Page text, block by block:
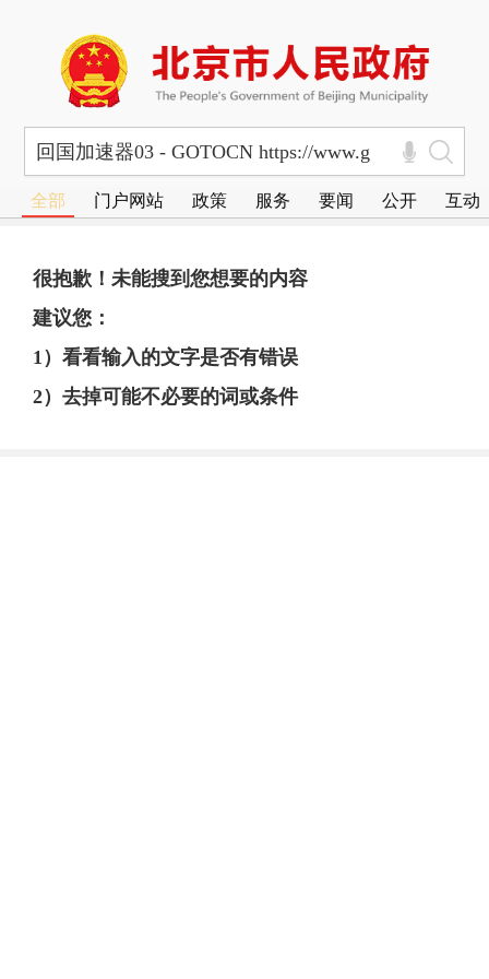
全部 门户网站 政策 服务 要闻 公开 互动
很抱歉！未能搜到您想要的内容
建议您：
1）看看输入的文字是否有错误
2）去掉可能不必要的词或条件